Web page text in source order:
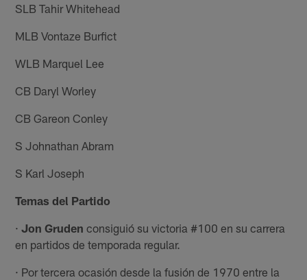
SLB Tahir Whitehead
MLB Vontaze Burfict
WLB Marquel Lee
CB Daryl Worley
CB Gareon Conley
S Johnathan Abram
S Karl Joseph
Temas del Partido
·Jon Gruden consiguió su victoria #100 en su carrera
en partidos de temporada regular.
· Por tercera ocasión desde la fusión de 1970 entre la